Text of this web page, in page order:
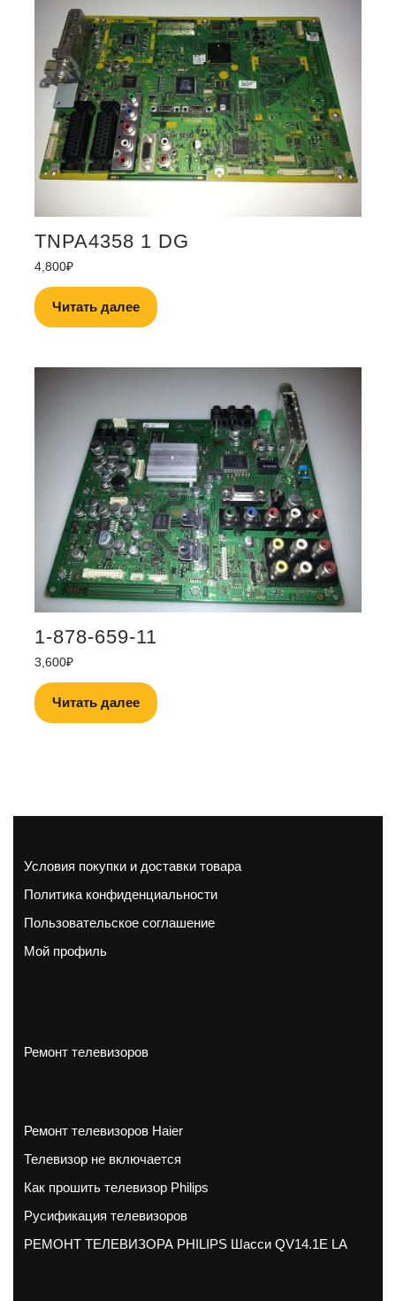
TNPA4358 1 DG
4,800₽
Читать далее
1-878-659-11
3,600₽
Читать далее
Условия покупки и доставки товара
Политика конфиденциальности
Пользовательское соглашение
Мой профиль
Ремонт телевизоров
Ремонт телевизоров Haier
Телевизор не включается
Как прошить телевизор Philips
Русификация телевизоров
РЕМОНТ ТЕЛЕВИЗОРА PHILIPS Шасси QV14.1E LA